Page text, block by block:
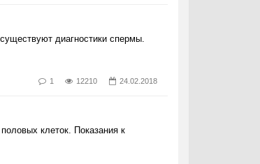
диагностики спермы.
1 12210 24.02.2018
клеток. Показания к